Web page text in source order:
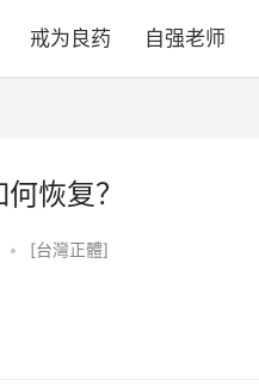
戒为良药 自强老师
恢复？
•
[台灣正體]